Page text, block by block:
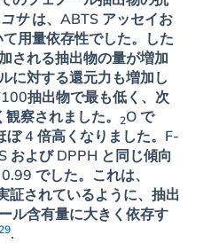
サは、ABTS アッセイお
用量依存性でした。した
される抽出物の量が増加
に対する還元力も増加し
抽出物で最も低く、次
観察されました。2O で
ぼ 4 倍高くなりました。F-
および DPPH と同じ傾向
でした。これは、
証されているように、抽出
ル含有量に大きく依存す
.